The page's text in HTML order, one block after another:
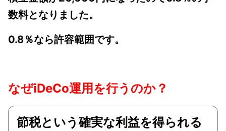
数料となりました。
0.8％なら許容範囲です。
なぜiDeCo運用を行うのか？
節税という確実な利益を得られる